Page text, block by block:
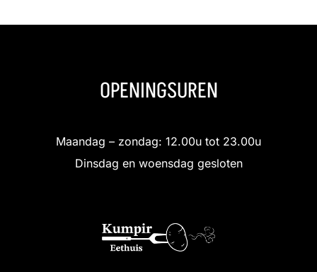
OPENINGSUREN
Maandag – zondag: 12.00u tot 23.00u
Dinsdag en woensdag gesloten